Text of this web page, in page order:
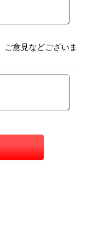
ご意見などございま